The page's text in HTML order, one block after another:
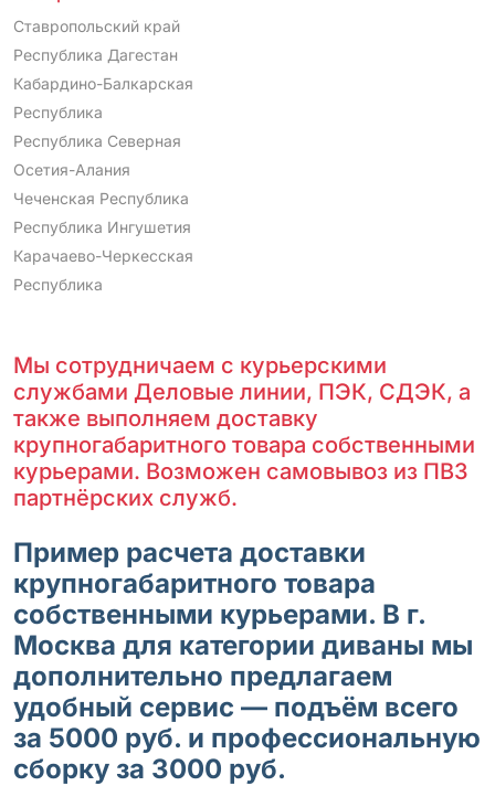
Ставропольский край
Республика Дагестан
Кабардино-Балкарская
Республика
Республика Северная
Осетия-Алания
Чеченская Республика
Республика Ингушетия
Карачаево-Черкесская
Республика
Мы сотрудничаем с курьерскими
службами Деловые линии, ПЭК, СДЭК, а
также выполняем доставку
крупногабаритного товара собственными
курьерами. Возможен самовывоз из ПВЗ
партнёрских служб.
Пример расчета доставки
крупногабаритного товара
собственными курьерами. В г.
Москва для категории диваны мы
дополнительно предлагаем
удобный сервис — подъём всего
за 5000 руб. и профессиональную
сборку за 3000 руб.